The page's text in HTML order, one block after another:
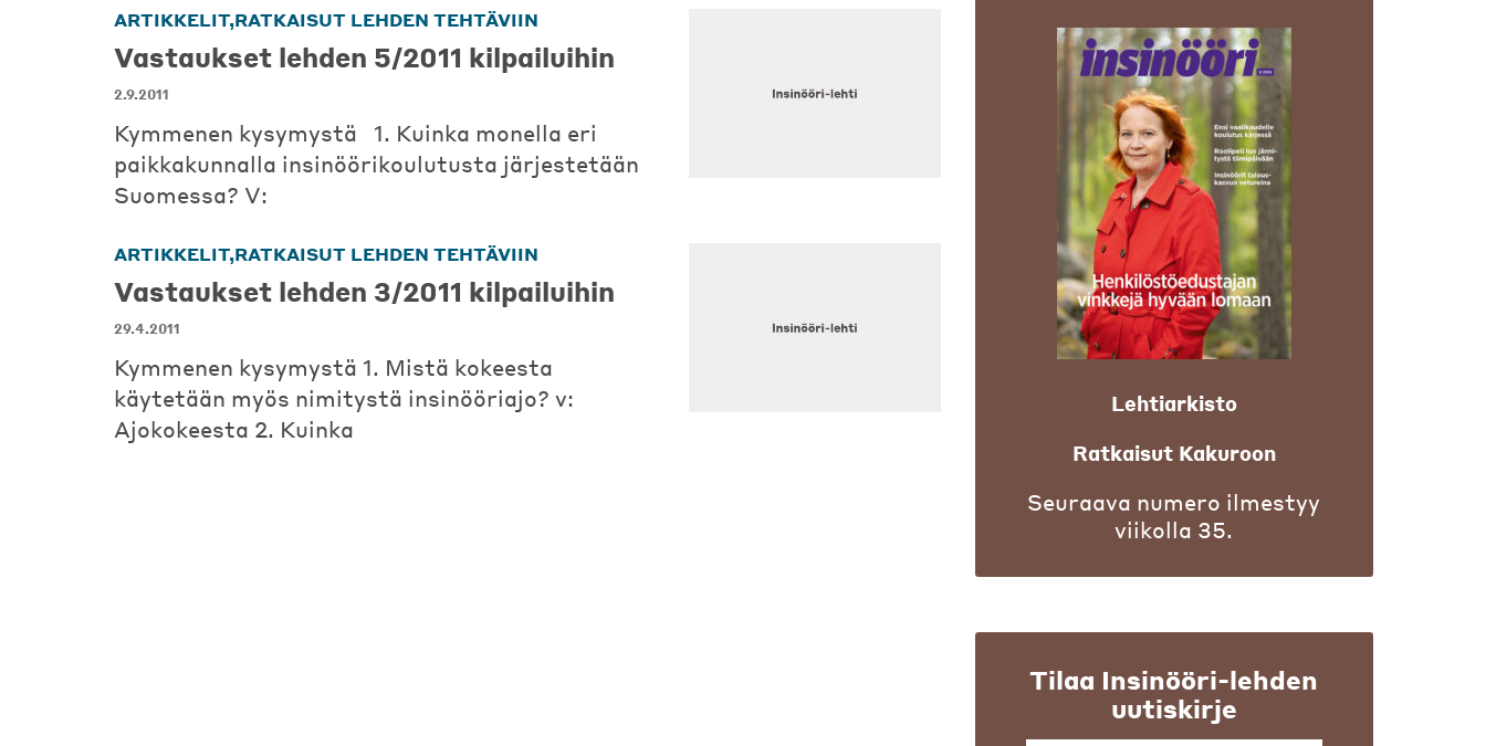
ARTIKKELIT,RATKAISUT LEHDEN TEHTÄVIIN
Vastaukset lehden 5/2011 kilpailuihin
2.9.2011
Kymmenen kysymystä 1. Kuinka monella eri
paikkakunnalla insinöörikoulutusta järjestetään
Suomessa? V:
ARTIKKELIT,RATKAISUT LEHDEN TEHTÄVIIN
Vastaukset lehden 3/2011 kilpailuihin
29.4.2011
Kymmenen kysymystä 1. Mistä kokeesta
käytetään myös nimitystä insinööriajo? v:
Ajokokeesta 2. Kuinka
Lehtiarkisto
Ratkaisut Kakuroon
Seuraava numero ilmestyy
viikolla 35.
Tilaa Insinööri-lehden
uutiskirje